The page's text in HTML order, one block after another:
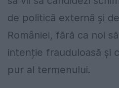
de politică externă și
României, fără ca noi
intenție frauduloasă și
pur al termenului.